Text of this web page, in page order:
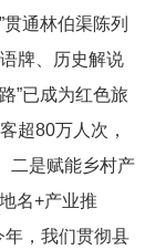
贯通林伯渠陈列
牌、历史解说
”已成为红色旅
超80万人次，
二是赋能乡村产
名+产业推
年，我们贯彻县